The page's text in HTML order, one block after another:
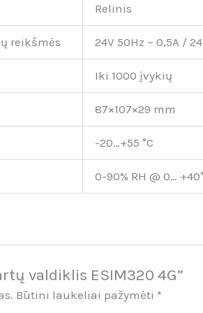
Relinis
reikšmės 24V 50Hz ~ 0,5A /
Iki 1000 įvykių
87×107×29 mm
-20…+55 °C
0-90% RH @ 0…
valdiklis ESIM320 4G”
Būtini laukeliai pažymėti *